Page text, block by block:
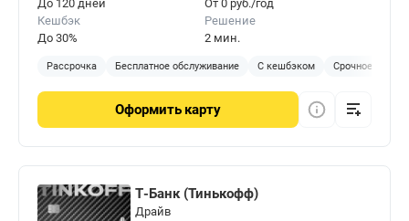
До 120 дней
От 0 руб./год
Кешбэк
До 30%
Решение
2 мин.
Рассрочка Бесплатное обслуживание С кешбэком Срочное
Оформить карту
Т-Банк (Тинькофф)
Драйв